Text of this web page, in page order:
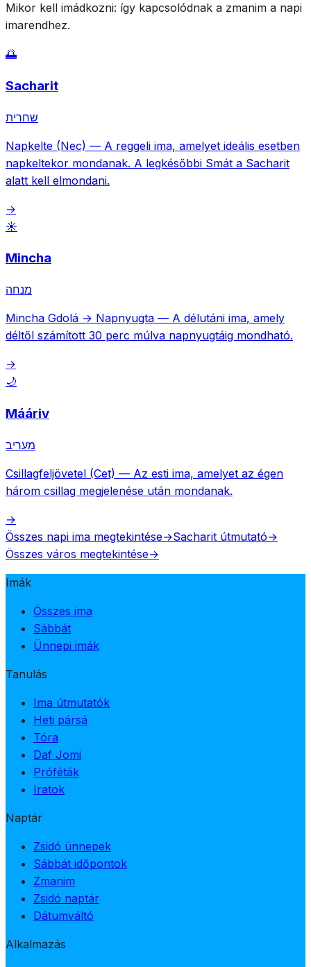
Mikor kell imádkozni: így kapcsolódnak a zmanim a napi
imarendhez.
🌅
Sacharit
שחרית
Napkelte (Nec) — A reggeli ima, amelyet ideális esetben
napkeltekor mondanak. A legkésőbbi Smát a Sacharit
alatt kell elmondani.
→
☀️
Mincha
מנחה
Mincha Gdolá → Napnyugta — A délutáni ima, amely
déltől számított 30 perc múlva napnyugtáig mondható.
→
🌙
Mááriv
מעריב
Csillagfeljövetel (Cet) — Az esti ima, amelyet az égen
három csillag megjelenése után mondanak.
→
Összes napi ima megtekintése→Sacharit útmutató→
Összes város megtekintése→
Imák
Összes ima
Sábbát
Ünnepi imák
Tanulás
Ima útmutatók
Heti pársá
Tóra
Daf Jomi
Próféták
Iratok
Naptár
Zsidó ünnepek
Sábbát időpontok
Zmanim
Zsidó naptár
Dátumváltó
Alkalmazás